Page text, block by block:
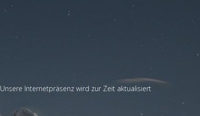
Unsere Internetpräsenz wird zur Zeit aktualisiert